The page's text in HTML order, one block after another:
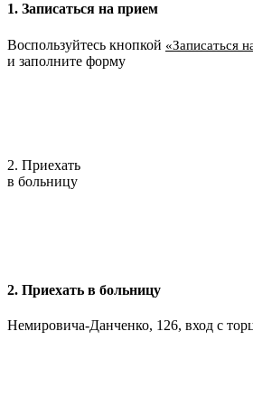
1. Записаться на прием
Воспользуйтесь кнопкой «Записаться
и заполните форму
2. Приехать
в больницу
2. Приехать в больницу
Немировича-Данченко, 126, вход с